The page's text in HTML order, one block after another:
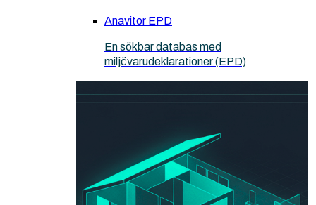
Anavitor EPD
En sökbar databas med
miljövarudeklarationer (EPD)